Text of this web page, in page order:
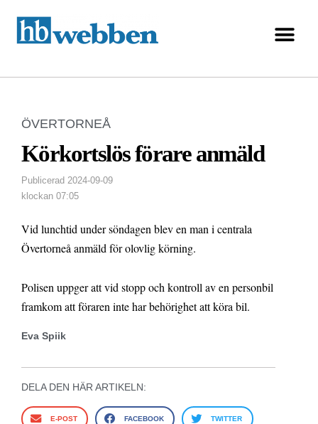
ÖVERTORNEÅ
Körkortslös förare anmäld
Publicerad 2024-09-09
klockan 07:05
Vid lunchtid under söndagen blev en man i centrala
Övertorneå anmäld för olovlig körning.
Polisen uppger att vid stopp och kontroll av en personbil
framkom att föraren inte har behörighet att köra bil.
Eva Spiik
DELA DEN HÄR ARTIKELN:
E-POST FACEBOOK TWITTER